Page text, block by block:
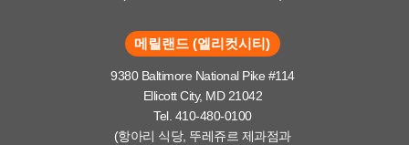
메릴랜드 (엘리컷시티)
9380 Baltimore National Pike #114
Ellicott City, MD 21042
Tel. 410-480-0100
(항아리 식당, 뚜레쥬르 제과점과